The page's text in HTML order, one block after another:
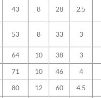
43 8 28 2.5
53 8 33 3
64 10 38 3
71 10 46 4
80 12 60 4.5